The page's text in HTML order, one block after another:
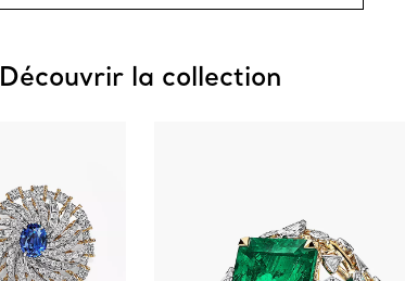
Découvrir la collection